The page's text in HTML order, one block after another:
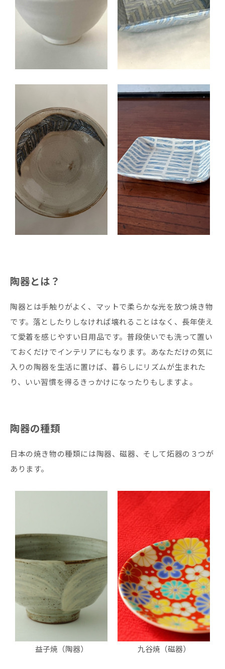
陶器とは？
陶器とは手触りがよく、マットで柔らかな光を放つ焼き物
です。落としたりしなければ壊れることはなく、長年使え
て愛着を感じやすい日用品です。普段使いでも洗って置い
ておくだけでインテリアにもなります。あなただけの気に
入りの陶器を生活に置けば、暮らしにリズムが生まれた
り、いい習慣を得るきっかけになったりもしますよ。
陶器の種類
日本の焼き物の種類には陶器、磁器、そして炻器の３つが
あります。
益子焼（陶器） 九谷焼（磁器）